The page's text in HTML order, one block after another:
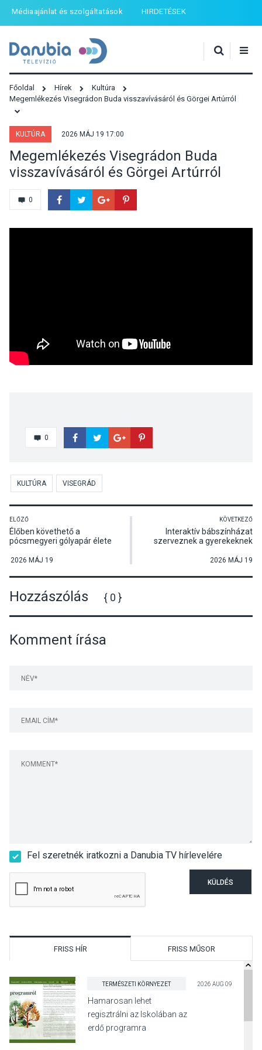
Médiaajánlat és szolgáltatások HIRDETÉSEK
Főoldal Hírek
Kultúra
Megemlékezés Visegrádon Buda visszavívásáról és Görgei Artúrról
KULTÚRA 2026 MÁJ 19 17:00
Megemlékezés Visegrádon Buda
visszavívásáról és Görgei Artúrról
0
0
KULTÚRA VISEGRÁD
ELŐZŐ
Élőben követhető a
pócsmegyeri gólyapár élete
2026 MÁJ 19
KÖVETKEZŐ
Interaktív bábszínházat
szerveznek a gyerekeknek
2026 MÁJ 19
Hozzászólás { 0 }
Komment írása
Fel szeretnék iratkozni a Danubia TV hírlevelére
KÜLDÉS
FRISS HÍR FRISS MŰSOR
TERMÉSZETI KÖRNYEZET 2026 AUG 09
Hamarosan lehet
regisztrálni az Iskolában az
erdő programra